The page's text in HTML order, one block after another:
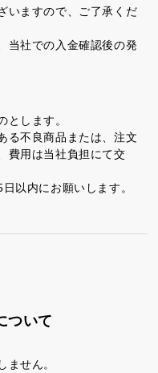
いますので、ご了承くだ
当社での入金確認後の発
とします。
る不良商品または、注文
費用は当社負担にて交
以内にお願いします。
ついて
ません。